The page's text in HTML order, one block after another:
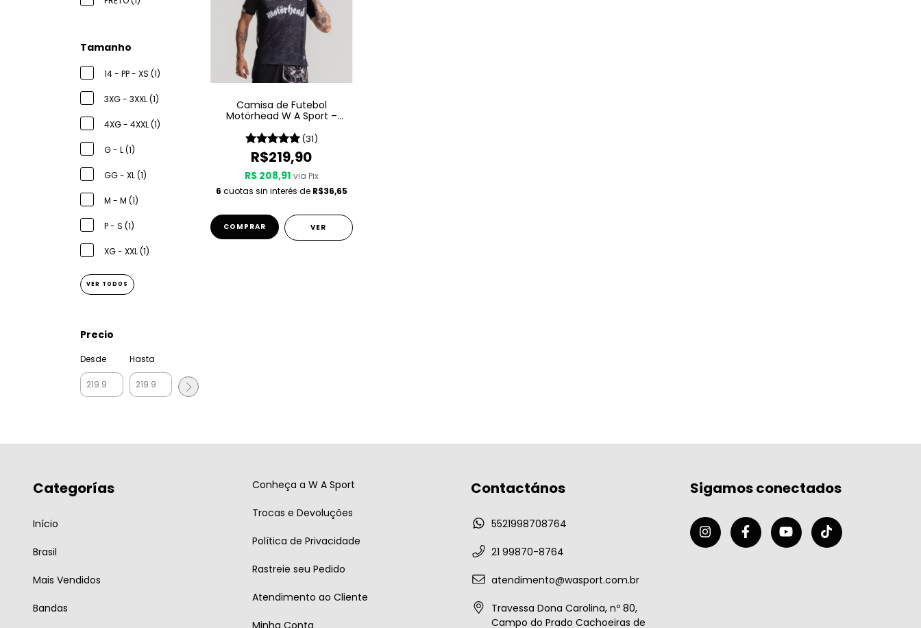
Tamanho
14 - PP - XS (1)
3XG - 3XXL (1)
4XG - 4XXL (1)
G - L (1)
GG - XL (1)
M - M (1)
P - S (1)
XG - XXL (1)
VER TODOS
Precio
Desde Hasta
Camisa de Futebol
Motörhead W A Sport –
(31)
R$219,90
R$ 208,91 via Pix
6 cuotas sin interés de R$36,65
COMPRAR VER
Categorías
Início
Brasil
Mais Vendidos
Bandas
Conheça a W A Sport
Trocas e Devoluções
Política de Privacidade
Rastreie seu Pedido
Atendimento ao Cliente
Minha Conta
Contactános
5521998708764
21 99870-8764
atendimento@wasport.com.br
Travessa Dona Carolina, nº 80,
Campo do Prado Cachoeiras de
Sigamos conectados